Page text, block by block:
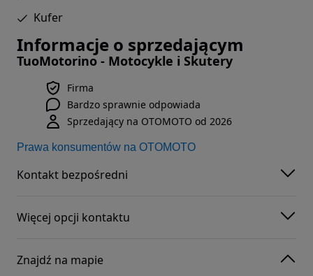
Kufer
Informacje o sprzedającym
TuoMotorino - Motocykle i Skutery
Firma
Bardzo sprawnie odpowiada
Sprzedający na OTOMOTO od 2026
Prawa konsumentów na OTOMOTO
Kontakt bezpośredni
Więcej opcji kontaktu
Znajdź na mapie